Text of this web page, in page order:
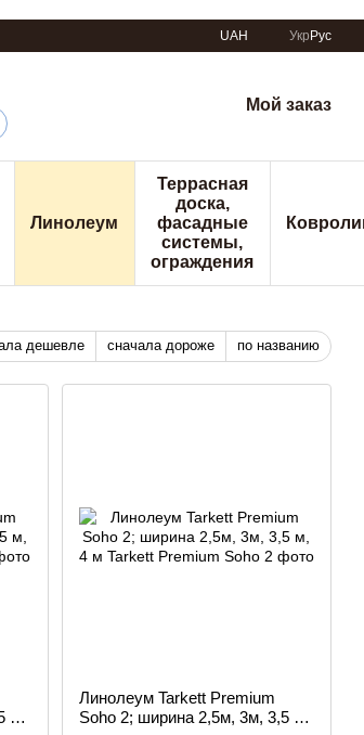
UAH Укр Рус
Мой заказ
Линолеум
Террасная
доска,
фасадные
системы,
ограждения
дешевле сначала дороже по названию
м,
Линолеум Tarkett Premium
Soho 2; ширина 2,5м, 3м, 3,5 м,